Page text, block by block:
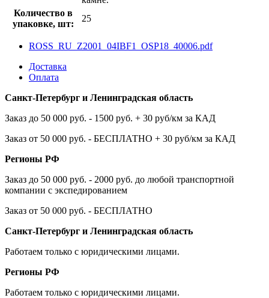
Количество в
упаковке, шт:
25
ROSS_RU_Z2001_04IBF1_OSP18_40006.pdf
Доставка
Оплата
Санкт-Петербург и Ленинградская область
Заказ до 50 000 руб. - 1500 руб. + 30 руб/км за КАД
Заказ от 50 000 руб. - БЕСПЛАТНО + 30 руб/км за КАД
Регионы РФ
Заказ до 50 000 руб. - 2000 руб. до любой транспортной
компании с экспедированием
Заказ от 50 000 руб. - БЕСПЛАТНО
Санкт-Петербург и Ленинградская область
Работаем только с юридическими лицами.
Регионы РФ
Работаем только с юридическими лицами.